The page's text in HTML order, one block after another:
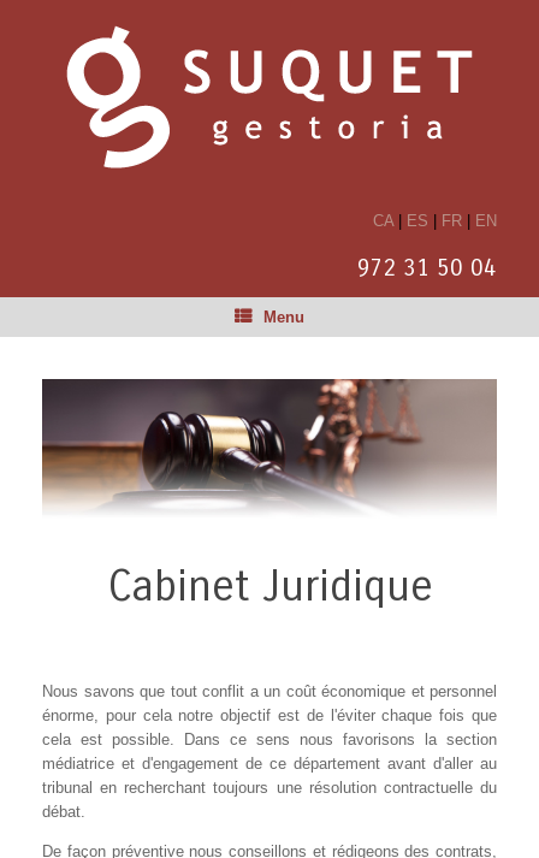
CA ES FR EN
972 31 50 04
Menu
Cabinet Juridique
Nous savons que tout conflit a un coût économique et personnel
énorme, pour cela notre objectif est de l'éviter chaque fois que
cela est possible. Dans ce sens nous favorisons la section
médiatrice et d'engagement de ce département avant d'aller au
tribunal en recherchant toujours une résolution contractuelle du
débat.
De façon préventive nous conseillons et rédigeons des contrats,